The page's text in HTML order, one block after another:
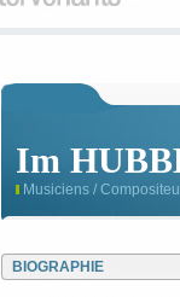
Im
Musiciens /
BIOGRAPHIE